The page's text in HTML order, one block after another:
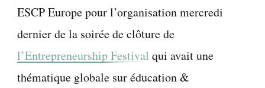
ESCP Europe pour l’organisation mercredi
dernier de la soirée de clôture de
l’Entrepreneurship Festival qui avait une
thématique globale sur éducation &